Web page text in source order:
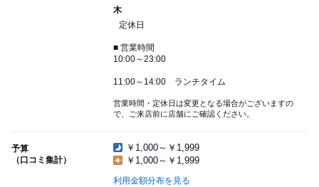
木
定休日
■ 営業時間
10:00～23:00
11:00～14:00 ランチタイム
営業時間・定休日は変更となる場合がございますの
で、ご来店前に店舗にご確認ください。
予算
（口コミ集計）
￥1,000～￥1,999
￥1,000～￥1,999
利用金額分布を見る